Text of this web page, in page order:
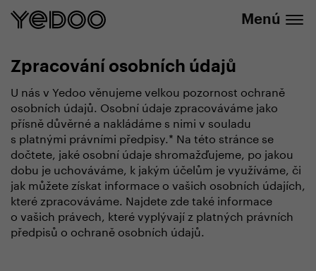
Menú
Zpracování osobních údajů
U nás v Yedoo věnujeme velkou pozornost ochraně
osobních údajů. Osobní údaje zpracováváme jako
přísně důvěrné a nakládáme s nimi v souladu
s platnými právními předpisy.* Na této stránce se
dočtete, jaké osobní údaje shromažďujeme, po jakou
dobu je uchováváme, k jakým účelům je využíváme, či
jak můžete získat informace o vašich osobních údajích,
které zpracováváme. Najdete zde také informace
o vašich právech, které vyplývají z platných právních
předpisů o ochraně osobních údajů.